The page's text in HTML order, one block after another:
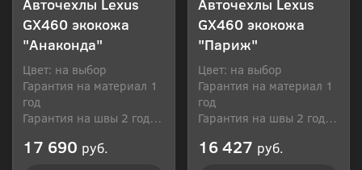
Авточехлы Lexus
GX460 экокожа
"Анаконда"
Цвет: на выбор
Гарантия на материал 1
год
Гарантия на швы 2 года
17 690 руб.
Авточехлы Lexus
GX460 экокожа
"Париж"
Цвет: на выбор
Гарантия на материал 1
год
Гарантия на швы 2 года
16 427 руб.